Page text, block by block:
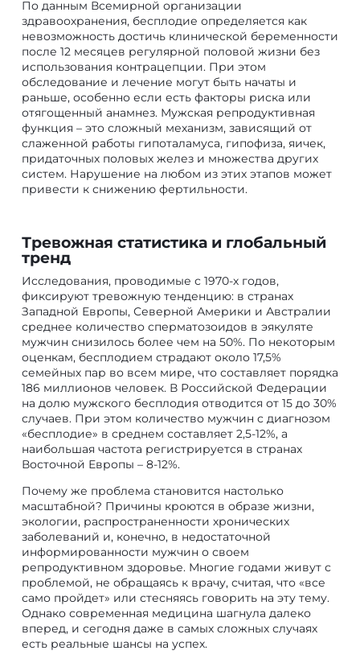
По данным Всемирной организации
здравоохранения, бесплодие определяется как
невозможность достичь клинической беременности
после 12 месяцев регулярной половой жизни без
использования контрацепции. При этом
обследование и лечение могут быть начаты и
раньше, особенно если есть факторы риска или
отягощенный анамнез. Мужская репродуктивная
функция – это сложный механизм, зависящий от
слаженной работы гипоталамуса, гипофиза, яичек,
придаточных половых желез и множества других
систем. Нарушение на любом из этих этапов может
привести к снижению фертильности.
Тревожная статистика и глобальный
тренд
Исследования, проводимые с 1970-х годов,
фиксируют тревожную тенденцию: в странах
Западной Европы, Северной Америки и Австралии
среднее количество сперматозоидов в эякуляте
мужчин снизилось более чем на 50%. По некоторым
оценкам, бесплодием страдают около 17,5%
семейных пар во всем мире, что составляет порядка
186 миллионов человек. В Российской Федерации
на долю мужского бесплодия отводится от 15 до 30%
случаев. При этом количество мужчин с диагнозом
«бесплодие» в среднем составляет 2,5-12%, а
наибольшая частота регистрируется в странах
Восточной Европы – 8-12%.
Почему же проблема становится настолько
масштабной? Причины кроются в образе жизни,
экологии, распространенности хронических
заболеваний и, конечно, в недостаточной
информированности мужчин о своем
репродуктивном здоровье. Многие годами живут с
проблемой, не обращаясь к врачу, считая, что «все
само пройдет» или стесняясь говорить на эту тему.
Однако современная медицина шагнула далеко
вперед, и сегодня даже в самых сложных случаях
есть реальные шансы на успех.